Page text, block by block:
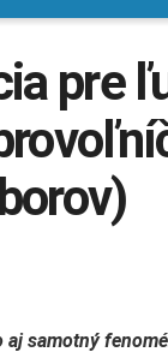
pre
aj samotný